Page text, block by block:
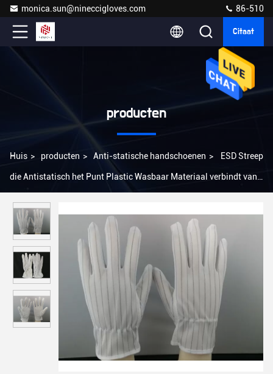
monica.sun@nineccigloves.com 86-510
Citaat
producten
Huis > producten > Anti-statische handschoenen > ESD Streep
die Antistatisch het Punt Plastic Wasbaar Materiaal verbindt van